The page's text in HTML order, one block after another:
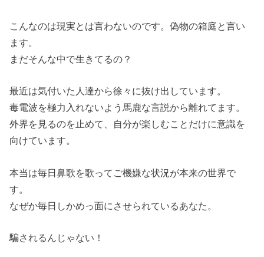
こんなのは現実とは言わないのです。偽物の箱庭と言い
ます。
まだそんな中で生きてるの？
最近は気付いた人達から徐々に抜け出しています。
毒電波を極力入れないよう馬鹿な言説から離れてます。
外界を見るのを止めて、自分が楽しむことだけに意識を
向けています。
本当は毎日鼻歌を歌ってご機嫌な状況が本来の世界で
す。
なぜか毎日しかめっ面にさせられているあなた。
騙されるんじゃない！